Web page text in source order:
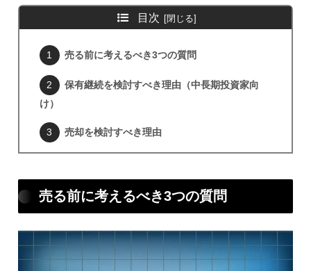
目次
売る前に考えるべき3つの質問
保有継続を検討すべき理由（中長期投資家向
け）
売却を検討すべき理由
売る前に考えるべき3つの質問